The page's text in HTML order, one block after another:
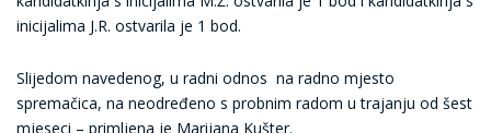
inicijalima J.R. ostvarila je 1 bod.
Slijedom navedenog, u radni odnos na radno mjesto
spremačica, na neodređeno s probnim radom u trajanju od šest
mjeseci – primljena je Marijana Kušter.